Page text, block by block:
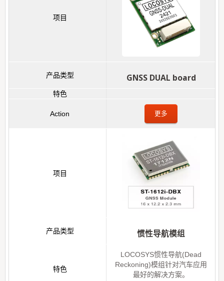
GNSS DUAL board
更多
惯性导航模组
LOCOSYS惯性导航(Dead
Reckoning)模组针对汽车应用
最好的解决方案。